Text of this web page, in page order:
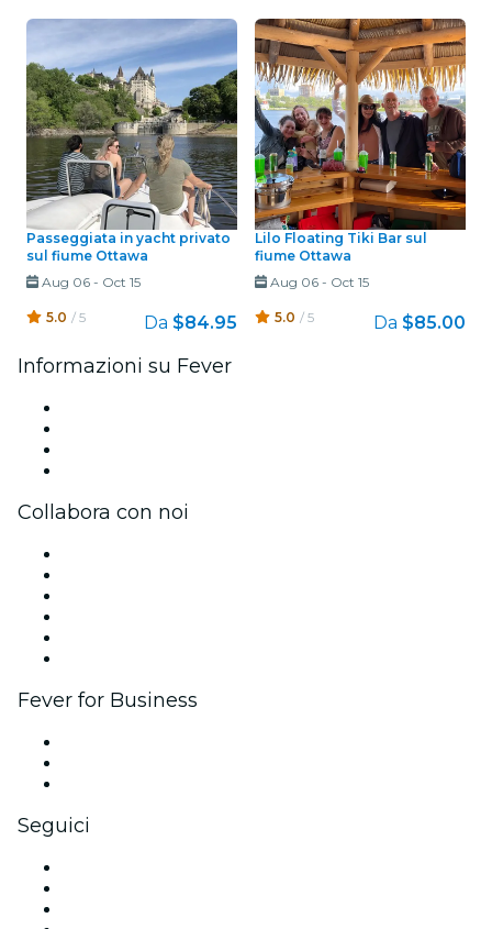
Passeggiata in yacht privato
sul fiume Ottawa
Aug 06- Oct 15
5.0 / 5 Da $84.95
Lilo Floating Tiki Bar sul
fiume Ottawa
Aug 06- Oct 15
5.0 / 5 Da $85.00
Informazioni su Fever
Collabora con noi
Fever for Business
Seguici